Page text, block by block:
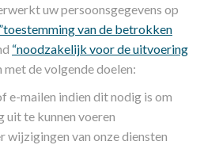
uw persoonsgegevens op
”toestemming van de betrokken
“noodzakelijk voor de uitvoering
met de volgende doelen:
e-mailen indien dit nodig is om
uit te kunnen voeren
wijzigingen van onze diensten